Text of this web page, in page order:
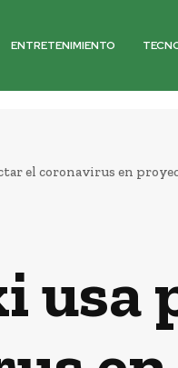
ENTRETENIMIENTO
el coronavirus en
usa